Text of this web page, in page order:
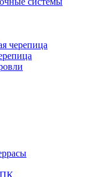
черепица